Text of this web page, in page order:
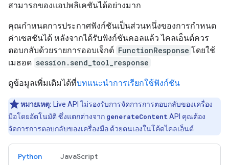
สามารถของแอปพลิเคชันได้อย่างมาก
คุณกําหนดการประกาศฟังก์ชันเป็นส่วนหนึ่งของการกําหนด
ค่าเซสชันได้ หลังจากได้รับฟังก์ชันคอลแล้ว ไคลเอ็นต์ควร
ตอบกลับด้วยรายการออบเจ็กต์ FunctionResponse โดยใช้
เมธอด session.send_tool_response
ดูข้อมูลเพิ่มเติมได้ที่บทแนะนำการเรียกใช้ฟังก์ชัน
หมายเหตุ: Live API ไม่รองรับการจัดการการตอบกลับของเครื่อง
มือโดยอัตโนมัติ ซึ่งแตกต่างจาก generateContent API คุณต้อง
จัดการการตอบกลับของเครื่องมือ ด้วยตนเองในโค้ดไคลเอ็นต์
Python JavaScript